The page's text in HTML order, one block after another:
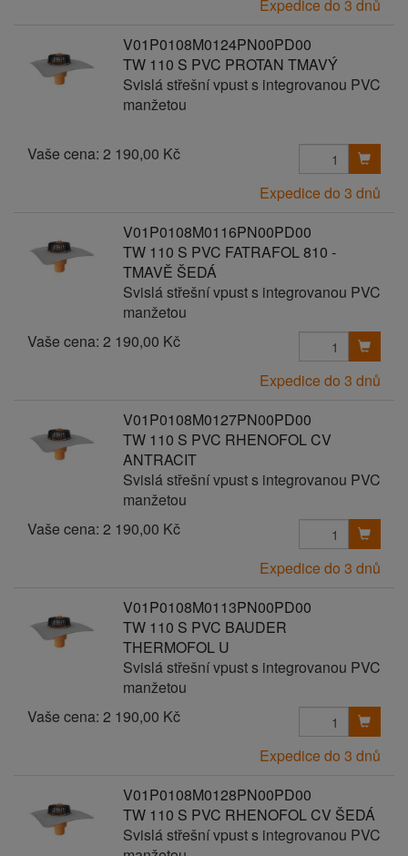
Expedice do 3 dnů
V01P0108M0124PN00PD00
TW 110 S PVC PROTAN TMAVÝ
Svislá střešní vpust s integrovanou PVC
manžetou
Vaše cena: 2 190,00 Kč
Expedice do 3 dnů
V01P0108M0116PN00PD00
TW 110 S PVC FATRAFOL 810 -
TMAVĚ ŠEDÁ
Svislá střešní vpust s integrovanou PVC
manžetou
Vaše cena: 2 190,00 Kč
Expedice do 3 dnů
V01P0108M0127PN00PD00
TW 110 S PVC RHENOFOL CV
ANTRACIT
Svislá střešní vpust s integrovanou PVC
manžetou
Vaše cena: 2 190,00 Kč
Expedice do 3 dnů
V01P0108M0113PN00PD00
TW 110 S PVC BAUDER
THERMOFOL U
Svislá střešní vpust s integrovanou PVC
manžetou
Vaše cena: 2 190,00 Kč
Expedice do 3 dnů
V01P0108M0128PN00PD00
TW 110 S PVC RHENOFOL CV ŠEDÁ
Svislá střešní vpust s integrovanou PVC